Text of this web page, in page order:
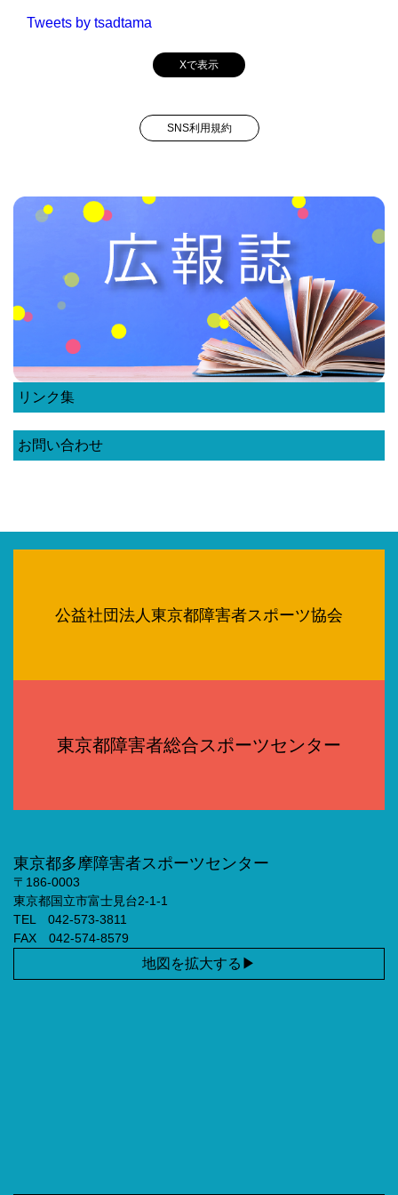
Tweets by tsadtama
Xで表示
SNS利用規約
リンク集
お問い合わせ
公益社団法人東京都障害者スポーツ協会
東京都障害者総合スポーツセンター
東京都多摩障害者スポーツセンター
〒186-0003
東京都国立市富士見台2-1-1
TEL 042-573-3811
FAX 042-574-8579
地図を拡大する